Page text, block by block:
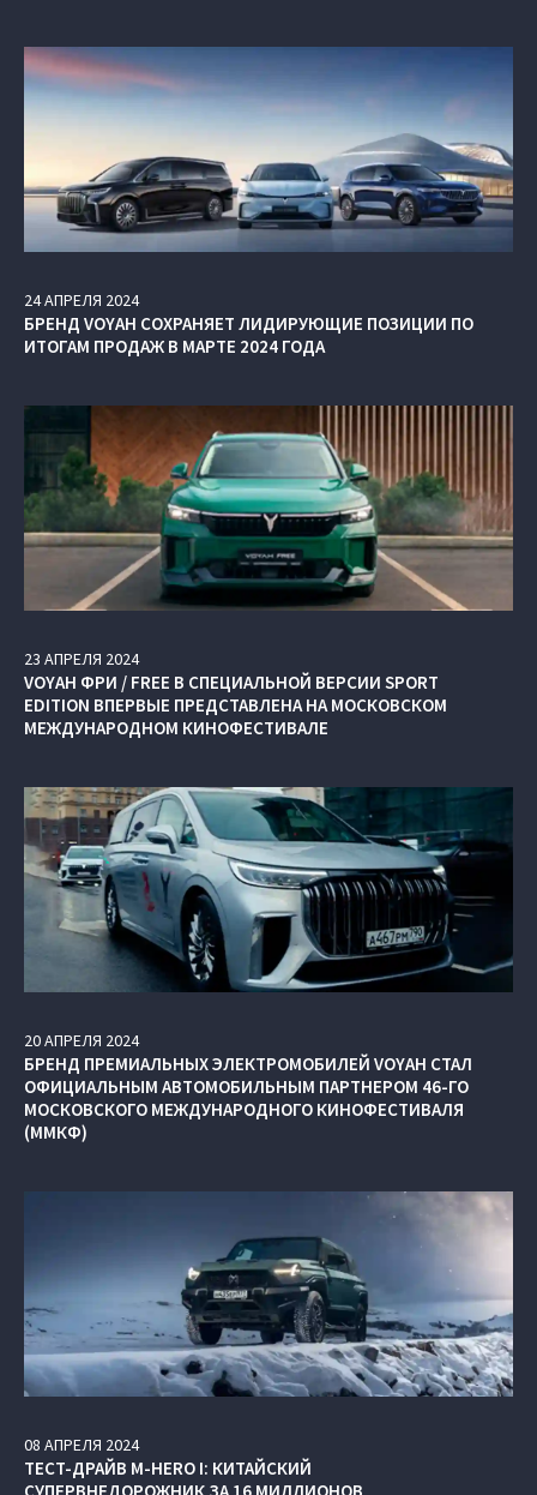
24АПРЕЛЯ 2024
БРЕНД VOYAH СОХРАНЯЕТ ЛИДИРУЮЩИЕ ПОЗИЦИИ ПО
ИТОГАМ ПРОДАЖ В МАРТЕ 2024 ГОДА
23 АПРЕЛЯ 2024
VOYAH ФРИ / FREE В СПЕЦИАЛЬНОЙ ВЕРСИИ SPORT
EDITION ВПЕРВЫЕ ПРЕДСТАВЛЕНА НА МОСКОВСКОМ
МЕЖДУНАРОДНОМ КИНОФЕСТИВАЛЕ
20АПРЕЛЯ 2024
БРЕНД ПРЕМИАЛЬНЫХ ЭЛЕКТРОМОБИЛЕЙ VOYAH СТАЛ
ОФИЦИАЛЬНЫМ АВТОМОБИЛЬНЫМ ПАРТНЕРОМ 46-ГО
МОСКОВСКОГО МЕЖДУНАРОДНОГО КИНОФЕСТИВАЛЯ
(ММКФ)
08 АПРЕЛЯ 2024
ТЕСТ-ДРАЙВ M-HERO I: КИТАЙСКИЙ
СУПЕРВНЕДОРОЖНИК ЗА 16 МИЛЛИОНОВ